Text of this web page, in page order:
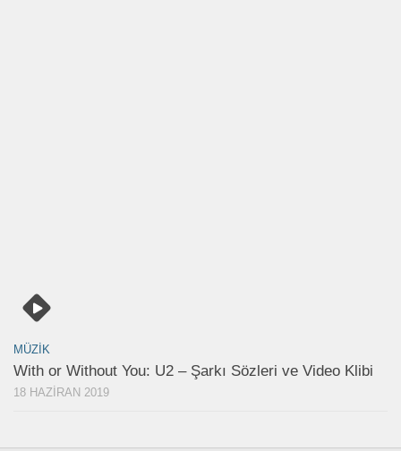
MÜZIK
With or Without You: U2 – Şarkı Sözleri ve Video Klibi
18 HAZIRAN 2019